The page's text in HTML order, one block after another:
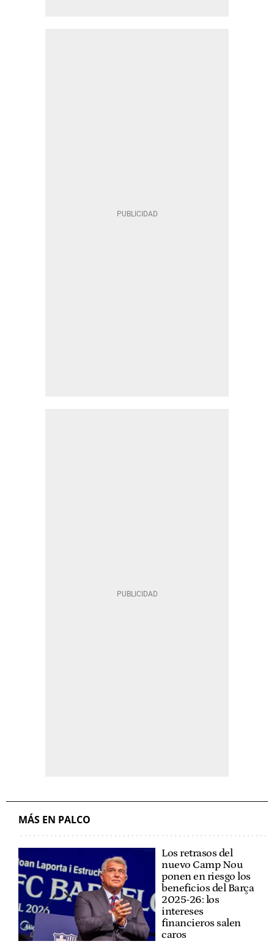
MÁS EN PALCO
Los retrasos del
nuevo Camp Nou
ponen en riesgo los
beneficios del Barça
2025-26: los
intereses
financieros salen
caros